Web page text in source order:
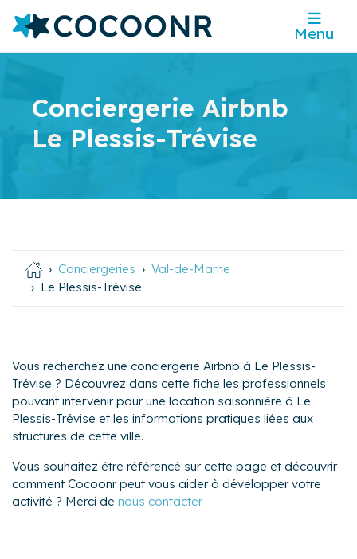
Menu
Conciergerie Airbnb
Le Plessis-Trévise
Conciergeries
Val-de-Marne
Le Plessis-Trévise
Vous recherchez une conciergerie Airbnb à Le Plessis-
Trévise ? Découvrez dans cette fiche les professionnels
pouvant intervenir pour une location saisonnière à Le
Plessis-Trévise et les informations pratiques liées aux
structures de cette ville.
Vous souhaitez être référencé sur cette page et découvrir
comment Cocoonr peut vous aider à développer votre
activité ? Merci de nous contacter.